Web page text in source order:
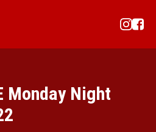
Monday Night